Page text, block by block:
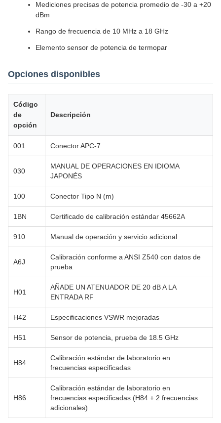
Mediciones precisas de potencia promedio de -30 a +20
dBm
Rango de frecuencia de 10 MHz a 18 GHz
Elemento sensor de potencia de termopar
Opciones disponibles
Código
de
opción
Descripción
001 Conector APC-7
030
MANUAL DE OPERACIONES EN IDIOMA
JAPONÉS
100 Conector Tipo N (m)
1BN Certificado de calibración estándar 45662A
910 Manual de operación y servicio adicional
A6J
Calibración conforme a ANSI Z540 con datos de
prueba
H01
AÑADE UN ATENUADOR DE 20 dB A LA
ENTRADA RF
H42 Especificaciones VSWR mejoradas
H51 Sensor de potencia, prueba de 18.5 GHz
H84
Calibración estándar de laboratorio en
frecuencias especificadas
H86
Calibración estándar de laboratorio en
frecuencias especificadas (H84 + 2 frecuencias
adicionales)